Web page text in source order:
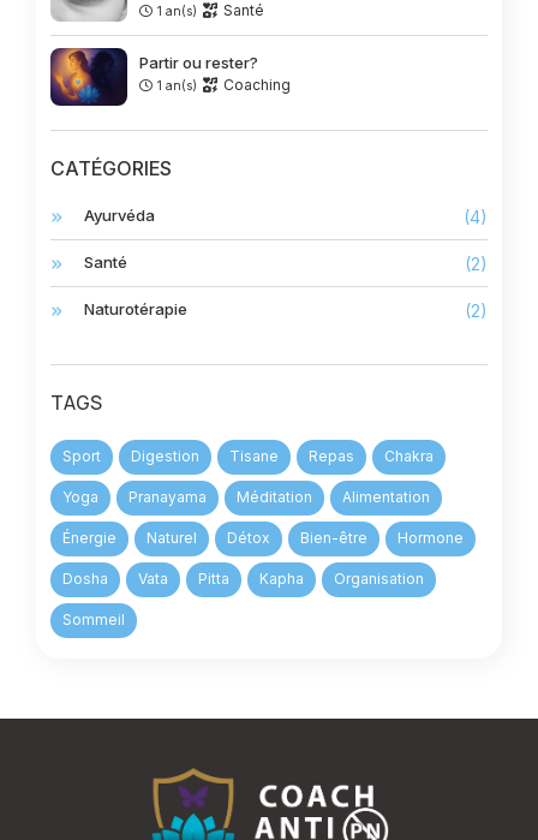
1 an(s) Santé
Partir ou rester?
1 an(s) Coaching
CATÉGORIES
Ayurvéda (4)
Santé (2)
Naturotérapie (2)
TAGS
Sport Digestion Tisane Repas Chakra
Yoga Pranayama Méditation Alimentation
Énergie Naturel Détox Bien-être Hormone
Dosha Vata Pitta Kapha Organisation
Sommeil